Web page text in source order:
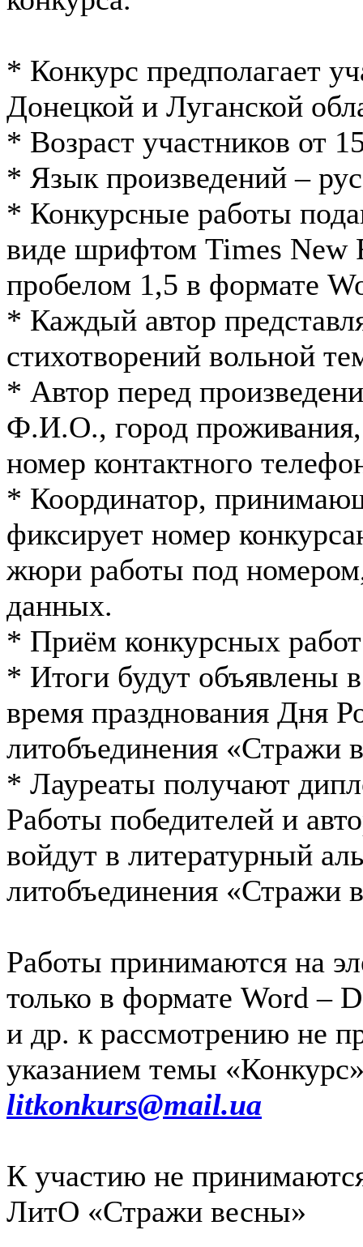
* Конкурс предполагает
Донецкой и Луганской
* Возраст участников от
* Язык произведений –
* Конкурсные работы
виде шрифтом Times New
пробелом 1,5 в формате
* Каждый автор
стихотворений вольной
* Автор перед
Ф.И.О., город
номер контактного
* Координатор,
фиксирует номер
жюри работы под
данных.
* Приём конкурсных
* Итоги будут объявлены
время празднования Дня
литобъединения «Стражи
* Лауреаты получают
Работы победителей и
войдут в литературный
литобъединения «Стражи
Работы принимаются на
только в формате Word –
и др. к рассмотрению не
указанием темы
litkonkurs@mail.ua
К участию не
ЛитО «Стражи весны»